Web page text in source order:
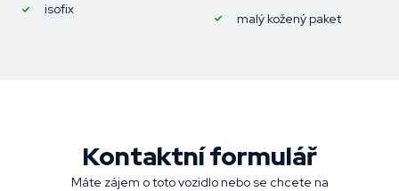
isofix
malý kožený paket
Kontaktní formulář
Máte zájem o toto vozidlo nebo se chcete na